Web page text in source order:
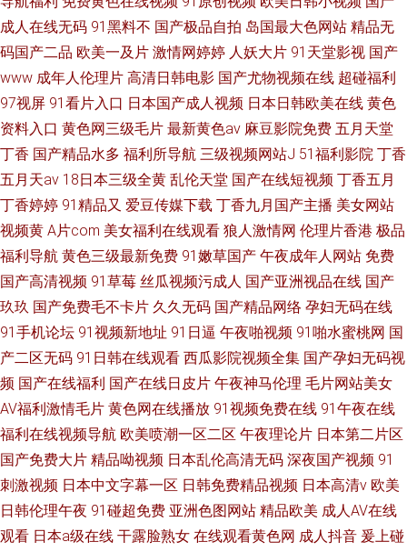
成人在线无码 91黑料不 国产极品自拍 岛国最大色网站 精品无
码国产二品 欧美一及片 激情网婷婷 人妖大片 91天堂影视 国产
www 成年人伦理片 高清日韩电影 国产尤物视频在线 超碰福利
97视屏 91看片入口 日本国产成人视频 日本日韩欧美在线 黄色
资料入口 黄色网三级毛片 最新黄色av 麻豆影院免费 五月天堂
丁香 国产精品水多 福利所导航 三级视频网站J 51福利影院 丁香
五月天av 18日本三级全黄 乱伦天堂 国产在线短视频 丁香五月
丁香婷婷 91精品又 爱豆传媒下载 丁香九月国产主播 美女网站
视频黄 A片com 美女福利在线观看 狼人激情网 伦理片香港 极品
福利导航 黄色三级最新免费 91嫩草国产 午夜成年人网站 免费
国产高清视频 91草莓 丝瓜视频污成人 国产亚洲视品在线 国产
玖玖 国产免费毛不卡片 久久无码 国产精品网络 孕妇无码在线
91手机论坛 91视频新地址 91日逼 午夜啪视频 91啪水蜜桃网 国
产二区无码 91日韩在线观看 西瓜影院视频全集 国产孕妇无码视
频 国产在线福利 国产在线日皮片 午夜神马伦理 毛片网站美女
AV福利激情毛片 黄色网在线播放 91视频免费在线 91午夜在线
福利在线视频导航 欧美喷潮一区二区 午夜理论片 日本第二片区
国产免费大片 精品呦视频 日本乱伦高清无码 深夜国产视频 91
刺激视频 日本中文字幕一区 日韩免费精品视频 日本高清v 欧美
日韩伦理午夜 91碰超免费 亚洲色图网站 精品欧美 成人AV在线
观看 日本a级在线 干露脸熟女 在线观看黄色网 成人抖音 爰上碰